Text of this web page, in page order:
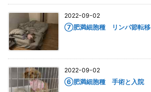
2022-09-02
⑦肥満細胞種 リンパ節転移
2022-09-02
⑥肥満細胞種 手術と入院